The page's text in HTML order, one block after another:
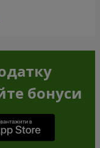
бонуси